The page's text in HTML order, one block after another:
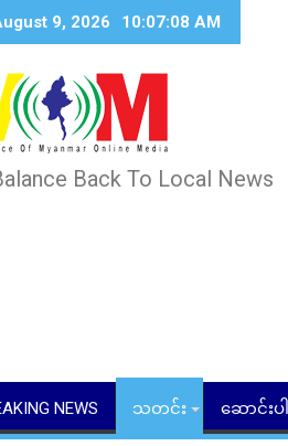
9, 2026 10:07:09 AM
Back To Local News
NEWS သတင်း ဆောင်းပ